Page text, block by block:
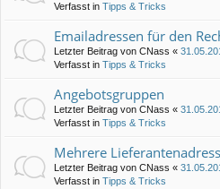
Verfasst in Tipps & Tricks
Emailadressen für den
Letzter Beitrag von CNass «
Verfasst in Tipps & Tricks
Angebotsgruppen
Letzter Beitrag von CNass «
Verfasst in Tipps & Tricks
Mehrere
Letzter Beitrag von CNass «
Verfasst in Tipps & Tricks